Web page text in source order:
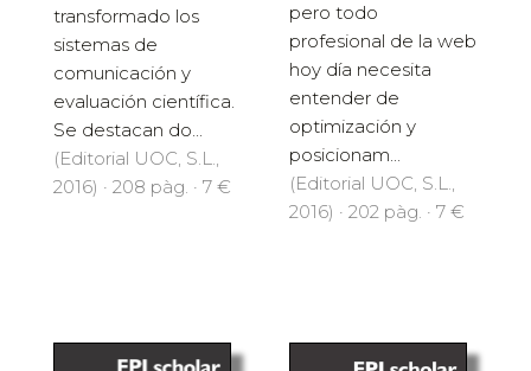
transformado los
sistemas de
comunicación y
evaluación científica.
Se destacan do...
(Editorial UOC, S.L.,
2016) · 208 pàg. · 7 €
pero todo
profesional de la web
hoy día necesita
entender de
optimización y
posicionam...
(Editorial UOC, S.L.,
2016) · 202 pàg. · 7 €